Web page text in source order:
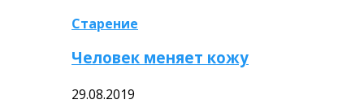
Старение
Человек меняет кожу
29.08.2019